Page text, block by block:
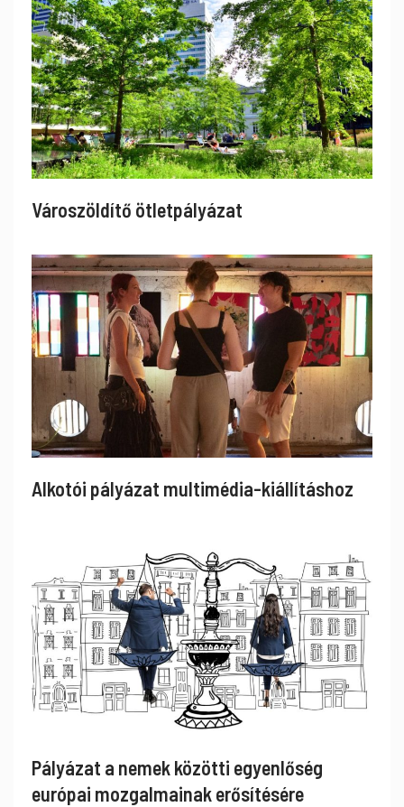
Városzöldítő ötletpályázat
Alkotói pályázat multimédia-kiállításhoz
Pályázat a nemek közötti egyenlőség
európai mozgalmainak erősítésére